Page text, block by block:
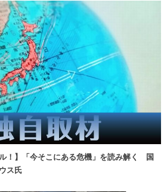
ル！】「今そこにある危機」を読み解く 国
ス氏